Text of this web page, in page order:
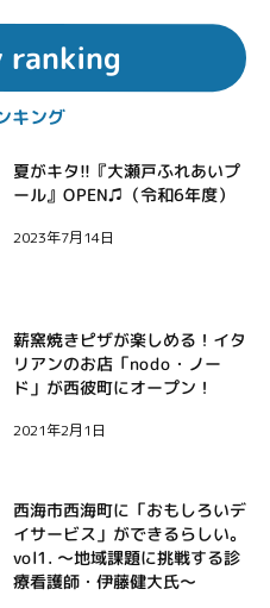
ranking
キング
夏がキタ!!『大瀬戸ふれあいプ
ール』OPEN♫（令和6年度）
2023年7月14日
薪窯焼きピザが楽しめる！イタ
リアンのお店「nodo・ノー
ド」が西彼町にオープン！
2021年2月1日
西海市西海町に「おもしろいデ
イサービス」ができるらしい。
vol1. 〜地域課題に挑戦する診
療看護師・伊藤健大氏〜